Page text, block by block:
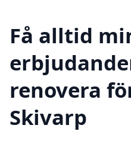
Få alltid
renovera
Skivarp